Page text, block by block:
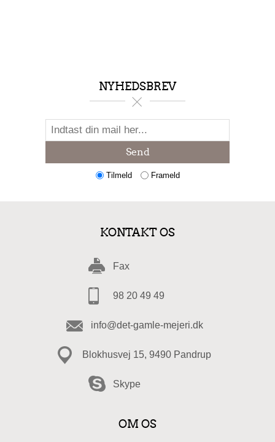
NYHEDSBREV
Send
Tilmeld Frameld
KONTAKT OS
Fax
98 20 49 49
info@det-gamle-mejeri.dk
Blokhusvej 15, 9490 Pandrup
Skype
OM OS